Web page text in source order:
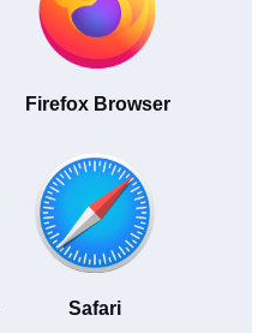
Firefox Browser
Safari